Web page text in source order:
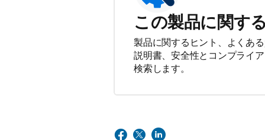
この製品に関す
製品に関するヒント、よくあ
説明書、安全性とコンプライ
検索します。